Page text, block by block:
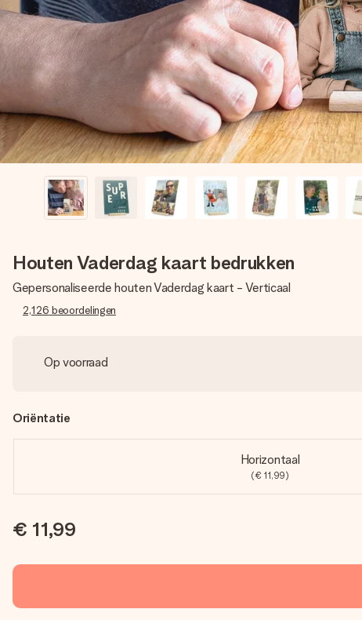
Houten Vaderdag kaart bedrukken
Gepersonaliseerde houten Vaderdag kaart - Verticaal
2,126 beoordelingen
Op voorraad
Oriëntatie
Horizontaal
(€ 11,99)
€ 11,99